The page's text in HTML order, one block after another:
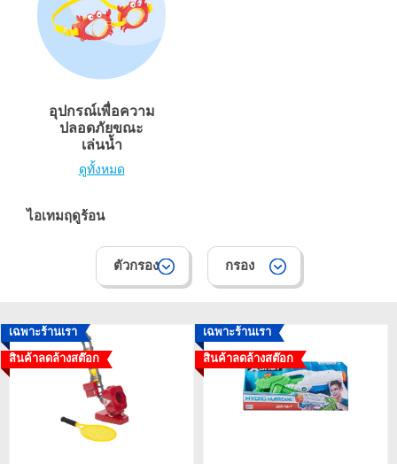
ตัวละครเพี่อการสะสม
อุปกรณ์เพื่อความ
ปลอดภัยขณะ
เล่นน้ำ
ดูทั้งหมด
ไอเทมฤดูร้อน
ตัวกรอง กรอง
เฉพาะร้านเรา
สินค้าลดล้างสต๊อก
เฉพาะร้านเรา
สินค้าลดล้างสต๊อก